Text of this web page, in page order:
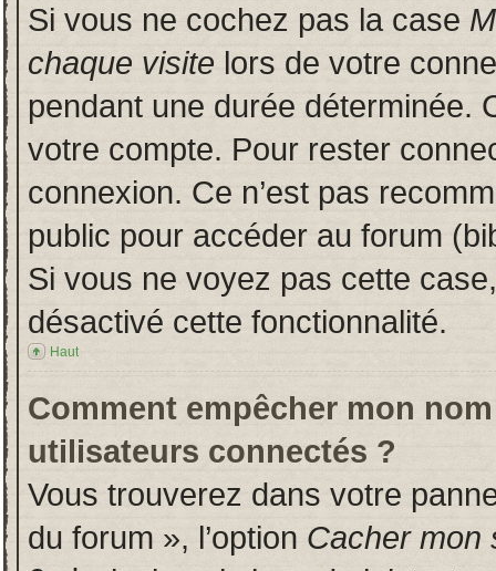
Si vous ne cochez pas la case
chaque visite lors de votre
pendant une durée déterminée.
votre compte. Pour rester
connexion. Ce n’est pas
public pour accéder au forum
Si vous ne voyez pas cette
désactivé cette fonctionnalité.
Haut
Comment empêcher mon
utilisateurs connectés ?
Vous trouverez dans votre
du forum », l’option Cacher mon